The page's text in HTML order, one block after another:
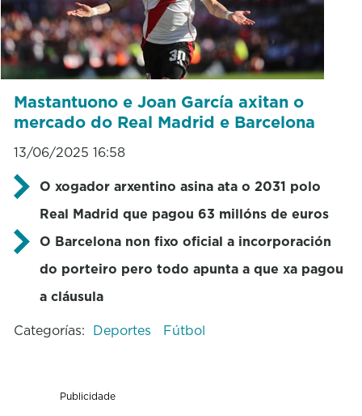
Mastantuono e Joan García axitan o
mercado do Real Madrid e Barcelona
13/06/2025 16:58
O xogador arxentino asina ata o 2031 polo
Real Madrid que pagou 63 millóns de euros
O Barcelona non fixo oficial a incorporación
do porteiro pero todo apunta a que xa pagou
a cláusula
Categorías: Deportes Fútbol
Publicidade